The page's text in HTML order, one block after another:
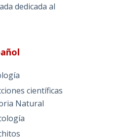
dedicada al
científicas
Natural